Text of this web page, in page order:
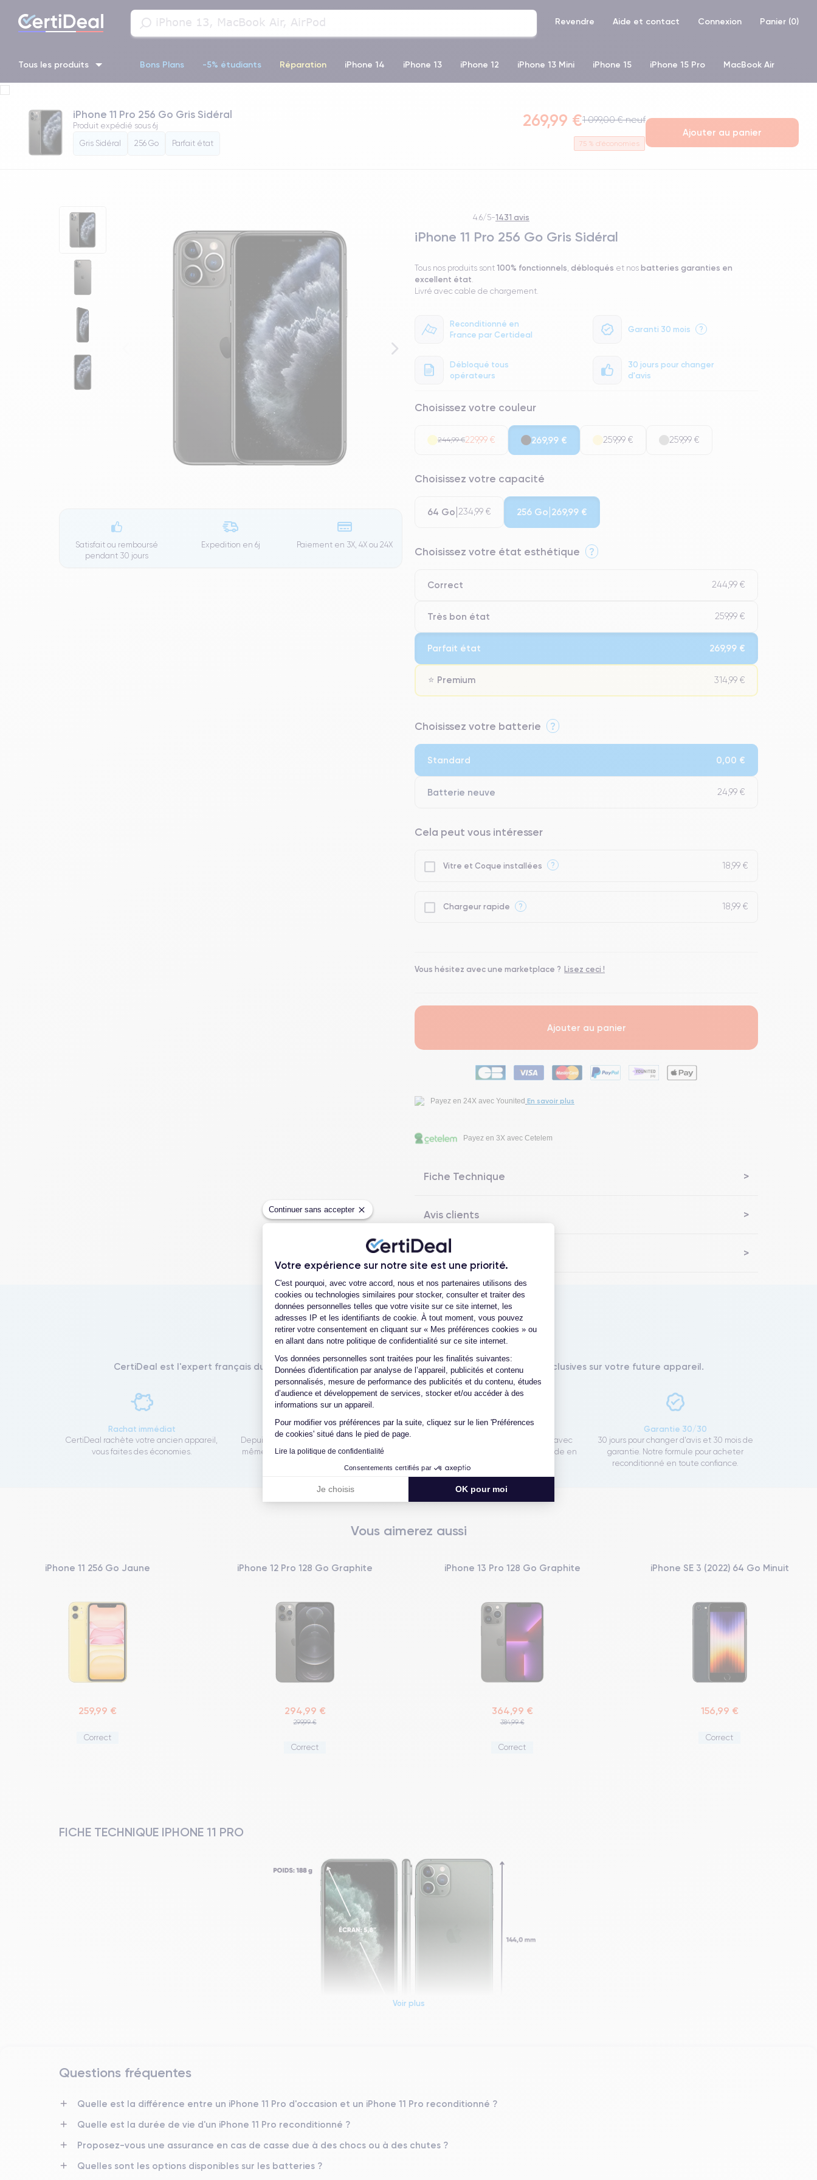
Continuer sans accepter
Votre expérience sur notre site est une priorité.
Plateforme de Gestion du Consentement : Personnalisez vos Options
C'est pourquoi, avec votre accord, nous et nos partenaires utilisons des
cookies ou technologies similaires pour stocker, consulter et traiter des
données personnelles telles que votre visite sur ce site internet, les
adresses IP et les identifiants de cookie. À tout moment, vous pouvez
retirer votre consentement en cliquant sur « Mes préférences cookies » ou
en allant dans notre politique de confidentialité sur ce site internet.
Vos données personnelles sont traitées pour les finalités suivantes:
Données d'identification par analyse de l’appareil, publicités et contenu
personnalisés, mesure de performance des publicités et du contenu, études
d’audience et développement de services, stocker et/ou accéder à des
informations sur un appareil.
Pour modifier vos préférences par la suite, cliquez sur le lien 'Préférences
de cookies' situé dans le pied de page.
Lire la politique de confidentialité
Consentements certifiés par
Je choisis OK pour moi
Axeptio consent
Revendre Aide et contact Connexion Panier (0)
Tous les produits Bons Plans -5% étudiants Réparation iPhone 14 iPhone 13 iPhone 12 iPhone 13 Mini iPhone 15 iPhone 15 Pro MacBook Air
iPhone 11 Pro iPhone 14 pro
iPhone 11 Pro 256 Go Gris Sidéral
Produit expédié sous 6j
Gris Sidéral
256 Go Parfait état
269,99 €1 099,00 € neuf
75 % d'économies
Ajouter au panier
Satisfait ou remboursé
pendant 30 jours
Expedition en 6j Paiement en 3X, 4X ou 24X
4.6/5-1431 avis
iPhone 11 Pro 256 Go Gris Sidéral
Tous nos produits sont 100% fonctionnels débloqués et nos batteries garanties en
excellent état
Livré avec cable de chargement.
Reconditionné en
France par Certideal
Garanti 30 mois ?
Débloqué tous
opérateurs
30 jours pour changer
d'avis
Choisissez votre couleur
244,99 €229,99 € 269,99 € 259,99 € 259,99 €
Choisissez votre capacité
64 Go 234,99 € 256 Go 269,99 €
Choisissez votre état esthétique ?
Correct 244,99 €
Très bon état 259,99 €
Parfait état 269,99 €
⭐ Premium 314,99 €
⭐ Premium
Choisissez votre batterie ?
Standard 0,00 €
Batterie neuve 24,99 €
Cela peut vous intéresser
Vitre et Coque installées ? 18,99 €
Chargeur rapide ? 18,99 €
Vous hésitez avec une marketplace ? Lisez ceci !
Ajouter au panier
Payez en 24X avec Younited En savoir plus
Payez en 3X avec Cetelem
Fiche Technique
Avis clients
Questions fréquentes
Les garanties CertiDeal
CertiDeal est l'expert français du reconditionné. En achetant ici, vous bénéficiez de garanties exclusives sur votre future appareil.
Rachat immédiat
CertiDeal rachète votre ancien appareil,
vous faites des économies.
L'expert du reconditionné
Depuis 10 ans, nous reconditionnons nous-
même tous nos produits pour un maximum
Nos équipes sont en contact direct avec
notre atelier pour une résolution rapide en
Garantie 30/30
30 jours pour changer d'avis et 30 mois de
garantie. Notre formule pour acheter
reconditionné en toute confiance.
Vous aimerez aussi
iPhone 11 256 Go Jaune
259,99 €
Correct
iPhone 12 Pro 128 Go Graphite
294,99 €
299,99 €
Correct
iPhone 13 Pro 128 Go Graphite
364,99 €
384,99 €
Correct
iPhone SE 3 (2022) 64 Go Minuit
156,99 €
Correct
FICHE TECHNIQUE IPHONE 11 PRO
10/09/2019 iOS (iOS 26)
Dimensions
Écran
Voir plus
Questions fréquentes
Quelle est la différence entre un iPhone 11 Pro d'occasion et un iPhone 11 Pro reconditionné ?
Quelle est la durée de vie d'un iPhone 11 Pro reconditionné ?
Proposez-vous une assurance en cas de casse due à des chocs ou à des chutes ?
Quelles sont les options disponibles sur les batteries ?